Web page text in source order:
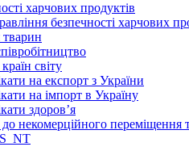
харчових продуктів
безпечності харчових
тварин
світу
на експорт з України
на імпорт в Україну
здоров’я
некомерційного переміщення